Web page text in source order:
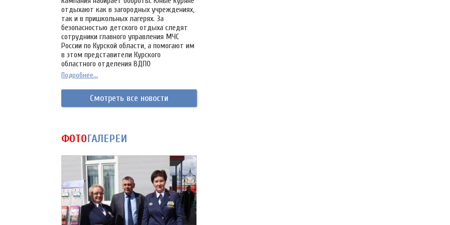
отдыхают как в загородных учреждениях,
так и в пришкольных лагерях. За
безопасностью детского отдыха следят
сотрудники главного управления МЧС
России по Курской области, а помогают им
в этом представители Курского
областного отделения ВДПО
Подробнее...
Смотреть все новости
ФОТОГАЛЕРЕИ